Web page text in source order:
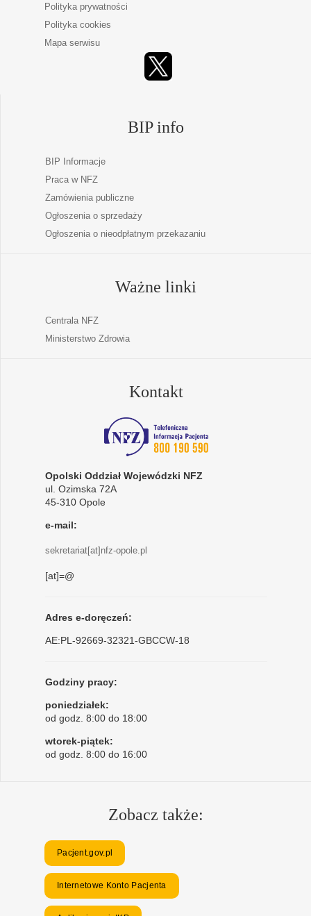
Polityka prywatności
Polityka cookies
Mapa serwisu
BIP info
BIP Informacje
Praca w NFZ
Zamówienia publiczne
Ogłoszenia o sprzedaży
Ogłoszenia o nieodpłatnym przekazaniu
Ważne linki
Centrala NFZ
Ministerstwo Zdrowia
Kontakt
Opolski Oddział Wojewódzki NFZ
ul. Ozimska 72A
45-310 Opole
e-mail:
sekretariat[at]nfz-opole.pl
[at]=@
Adres e-doręczeń:
AE:PL-92669-32321-GBCCW-18
Godziny pracy:
poniedziałek:
od godz. 8:00 do 18:00
wtorek-piątek:
od godz. 8:00 do 16:00
Zobacz także:
Pacjent.gov.pl
Internetowe Konto Pacjenta